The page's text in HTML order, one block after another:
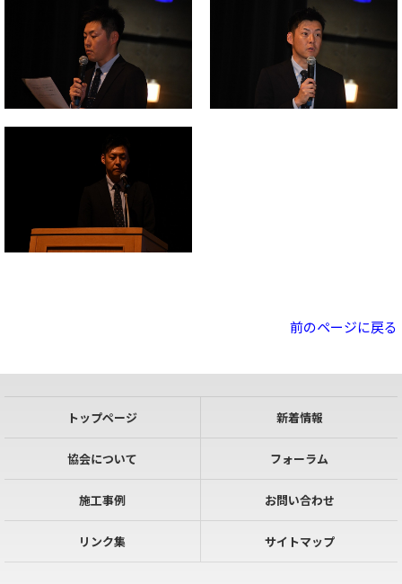
前のページに戻る
トップページ 新着情報
協会について フォーラム
施工事例 お問い合わせ
リンク集 サイトマップ